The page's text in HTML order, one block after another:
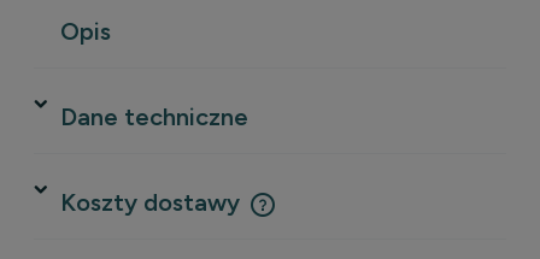
Opis
Dane techniczne
Koszty dostawy
Cena nie zawiera ewentualnych kosztów płatności